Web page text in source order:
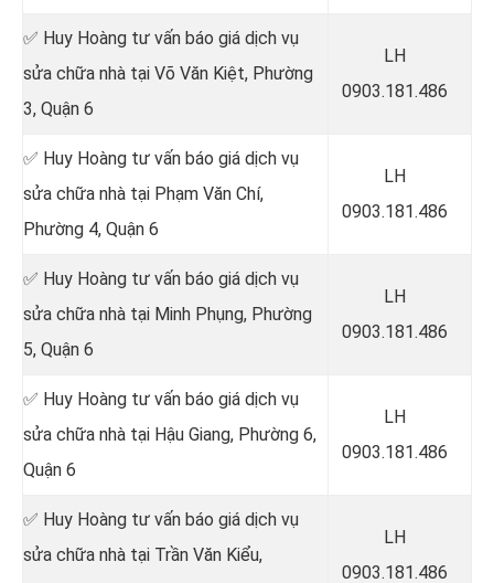
✅ Huy Hoàng tư vấn báo giá dịch vụ
sửa chữa nhà tại Võ Văn Kiệt, Phường
3, Quận 6
LH
0903.181.486
✅ Huy Hoàng tư vấn báo giá dịch vụ
sửa chữa nhà tại Phạm Văn Chí,
Phường 4, Quận 6
LH
0903.181.486
✅ Huy Hoàng tư vấn báo giá dịch vụ
sửa chữa nhà tại Minh Phụng, Phường
5, Quận 6
LH
0903.181.486
✅ Huy Hoàng tư vấn báo giá dịch vụ
sửa chữa nhà tại Hậu Giang, Phường 6,
Quận 6
LH
0903.181.486
✅ Huy Hoàng tư vấn báo giá dịch vụ
sửa chữa nhà tại Trần Văn Kiểu,
LH
0903.181.486